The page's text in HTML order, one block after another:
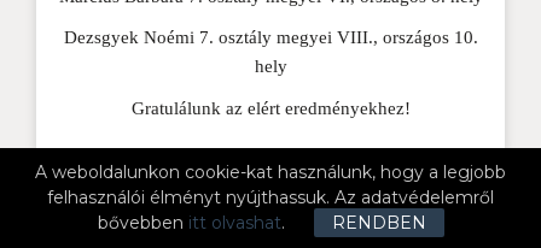
A weboldalunkon cookie-kat használunk, hogy a legjobb
felhasználói élményt nyújthassuk. Az adatvédelemről
bővebben itt olvashat. RENDBEN
Dezsgyek Noémi 7. osztály megyei VIII., országos 10.
hely
Gratulálunk az elért eredményekhez!
2022. május 16., hétfő
Vassné Boa Gabriella Prózamondó